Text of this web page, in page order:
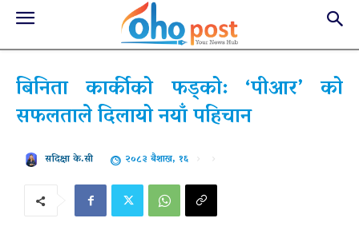
बिनिता कार्कीको फड्को: ‘पीआर’ को
सफलताले दिलायो नयाँ पहिचान
सदिक्षा के.सी २०८३ बैशाख, १६